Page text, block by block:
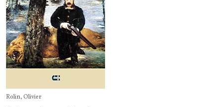
Rolin, Olivier